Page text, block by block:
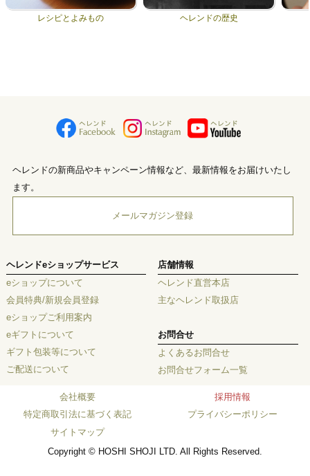
レシピとよみもの ヘレンドの歴史
ヘレンドの新商品やキャンペーン情報など、最新情報をお届けいたし
ます。
メールマガジン登録
ヘレンドeショップサービス
eショップについて
会員特典/新規会員登録
eショップご利用案内
eギフトについて
ギフト包装等について
ご配送について
店舗情報
ヘレンド直営本店
主なヘレンド取扱店
お問合せ
よくあるお問合せ
お問合せフォーム一覧
会社概要
採用情報
特定商取引法に基づく表記
プライバシーポリシー
サイトマップ
Copyright © HOSHI SHOJI LTD. All Rights Reserved.